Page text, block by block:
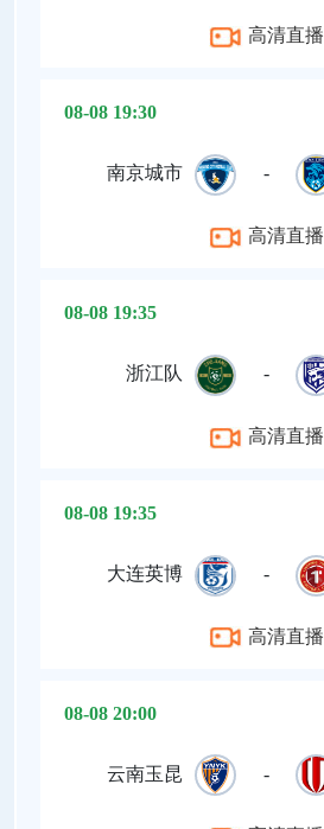
高清直播
08-08 19:30
南京城市 -
高清直播
08-08 19:35
浙江队 -
高清直播
08-08 19:35
大连英博 -
高清直播
08-08 20:00
云南玉昆 -